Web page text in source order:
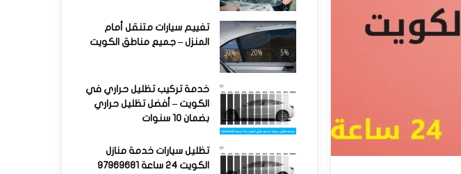
تغييم سيارات متنقل أمام
المنزل – جميع مناطق الكويت
خدمة تركيب تظليل حراري في
الكويت – أفضل تظليل حراري
بضمان 10 سنوات
تظليل سيارات خدمة منازل
الكويت 24 ساعة 97969681